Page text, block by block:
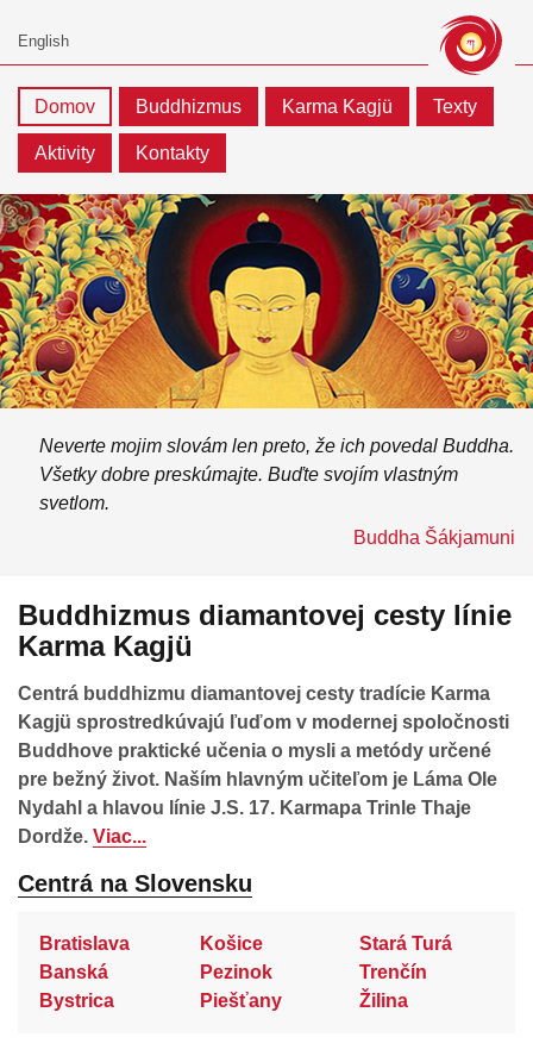
Domov Buddhizmus Karma Kagjü Texty
Aktivity Kontakty
Neverte mojim slovám len preto, že ich povedal Buddha.
Všetky dobre preskúmajte. Buďte svojím vlastným
svetlom.
Buddha Šákjamuni
Buddhizmus diamantovej cesty línie
Karma Kagjü
Centrá buddhizmu diamantovej cesty tradície Karma
Kagjü sprostredkúvajú ľuďom v modernej spoločnosti
Buddhove praktické učenia o mysli a metódy určené
pre bežný život. Naším hlavným učiteľom je Láma Ole
Nydahl a hlavou línie J.S. 17. Karmapa Trinle Thaje
Dordže. Viac...
Centrá na Slovensku
Bratislava
Banská
Bystrica
Košice
Pezinok
Piešťany
Stará Turá
Trenčín
Žilina